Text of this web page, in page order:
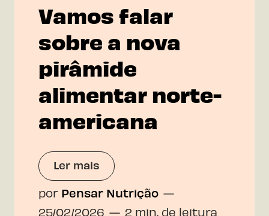
Vamos falar
sobre a nova
pirâmide
alimentar norte-
americana
Ler mais
por Pensar Nutrição
25/02/2026
2 min. de leitura